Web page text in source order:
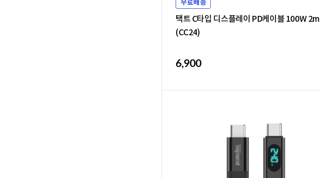
무료배송
택트 C타입 디스플레이 PD케이블 100W 2m
(CC24)
6,900